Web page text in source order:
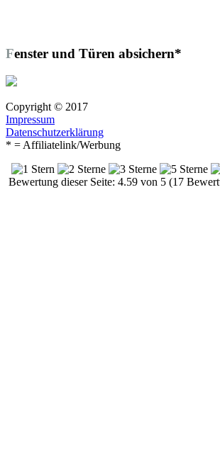
Fenster und Türen absichern*
Copyright © 2017
Impressum
Datenschutzerklärung
* = Affiliatelink/Werbung
Bewertung dieser Seite: 4.59 von 5 (17